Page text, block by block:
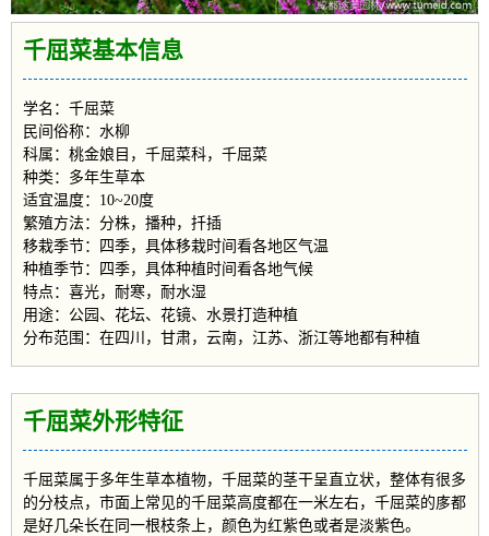
千屈菜基本信息
学名：千屈菜
民间俗称：水柳
科属：桃金娘目，千屈菜科，千屈菜
种类：多年生草本
适宜温度：10~20度
繁殖方法：分株，播种，扦插
移栽季节：四季，具体移栽时间看各地区气温
种植季节：四季，具体种植时间看各地气候
特点：喜光，耐寒，耐水湿
用途：公园、花坛、花镜、水景打造种植
分布范围：在四川，甘肃，云南，江苏、浙江等地都有种植
千屈菜外形特征
千屈菜属于多年生草本植物，千屈菜的茎干呈直立状，整体有很多
的分枝点，市面上常见的千屈菜高度都在一米左右，千屈菜的㢁都
是好几朵长在同一根枝条上，颜色为红紫色或者是淡紫色。